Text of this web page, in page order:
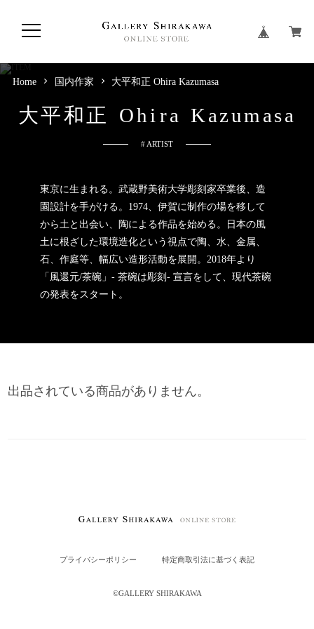
大平和正 Oh i ra Kazum asa
# ARTIST
東京に生まれる。武蔵野美術大学彫刻家卒業後、造
園設計を手がける。1974、伊賀に制作の場を移して
から土と出会い、陶による作品を始める。日本の風
土に根ざした環境造化という視点で陶、水、金属、
石、作庭等、幅広い造形活動を展開。2018年より
「風還元/茶碗」- 茶碗は彫刻- 宣言をして、現代茶碗
の発表をスタート。
Home 国内作家 大平和正 Ohira Kazumasa
出品されている商品がありません。
プライバシーポリシー 特定商取引法に基づく表記
©︎GALLERY SHIRAKAWA